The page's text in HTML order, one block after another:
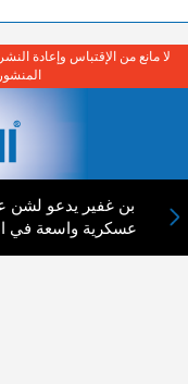
بن غفير يدعو لشن
عسكرية واسعة في
لا مانع من الإقتباس وإعادة
عن المدينة الإخبارية
المدينة الإخبارية